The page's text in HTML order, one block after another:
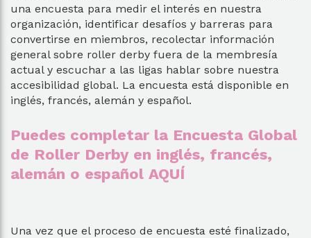
una encuesta para medir el interés en nuestra
organización, identificar desafíos y barreras para
convertirse en miembros, recolectar información
general sobre roller derby fuera de la membresía
actual y escuchar a las ligas hablar sobre nuestra
accesibilidad global. La encuesta está disponible en
inglés, francés, alemán y español.
Puedes completar la Encuesta Global
de Roller Derby en inglés, francés,
alemán o español AQUÍ
Una vez que el proceso de encuesta esté finalizado,